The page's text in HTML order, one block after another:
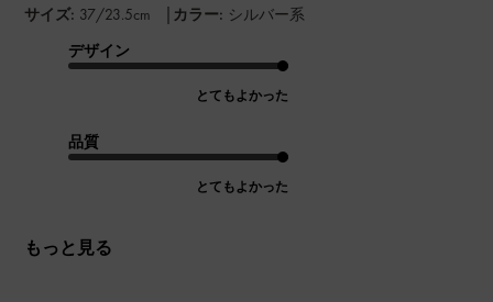
サイズ: 37/23.5cm | カラー: シルバー系
デザイン
とてもよかった
品質
とてもよかった
もっと見る